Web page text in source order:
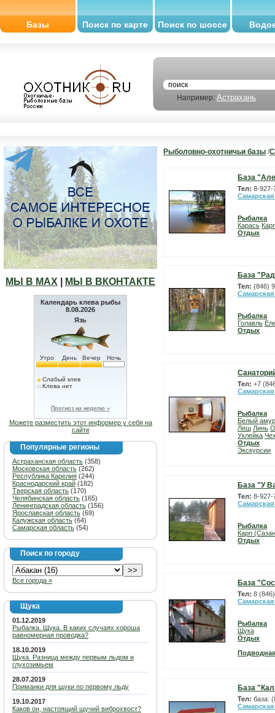
Базы Поиск по карте Поиск по шоссе
Например: Астрахань
МЫ В МАХ МЫ В ВКОНТАКТЕ
Календарь клева рыбы
8.08.2026
Язь
Утро День Вечер Ночь
Слабый клев
Клева нет
Прогноз на неделю »
Можете разместить этот информер у себя на
сайте
Популярные регионы
Астраханская область (358)
Московская область (262)
Республика Карелия (244)
Краснодарский край (182)
Тверская область (170)
Челябинская область (165)
Ленинградская область (156)
Ярославская область (69)
Калужская область (64)
Самарская область (54)
Поиск по городу
Все города »
Щука
01.12.2019
Рыбалка. Щука. В каких случаях хороша
равномерная проводка?
18.10.2019
Щука. Разница между первым льдом и
глухозимьем
28.07.2019
Приманки для щуки по первому льду
19.10.2017
Каков он, настоящий щучий виброхвост?
Рыболовно-охотничьи базы /
База
Тел: 8-927-
Самарская
Рыбалка
Карась
Отдых
База
Тел: (846)
Самарская
Рыбалка
Голавль
Отдых
Тел: +7
Самарская
Рыбалка
Белый амур
Лещ Линь
Уклейка
Отдых
Экскурсии
База "У
Тел: 8-927-
Самарская
Рыбалка
Карп
Отдых
База
Тел: 8
Самарская
Рыбалка
Щука
Отдых
База
Тел: база:
Самарская